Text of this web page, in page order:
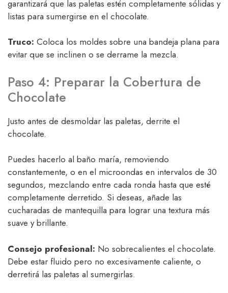
garantizará que las paletas estén completamente sólidas y
listas para sumergirse en el chocolate.
Truco: Coloca los moldes sobre una bandeja plana para
evitar que se inclinen o se derrame la mezcla.
Paso 4: Preparar la Cobertura de
Chocolate
Justo antes de desmoldar las paletas, derrite el
chocolate.
Puedes hacerlo al baño maría, removiendo
constantemente, o en el microondas en intervalos de 30
segundos, mezclando entre cada ronda hasta que esté
completamente derretido. Si deseas, añade las
cucharadas de mantequilla para lograr una textura más
suave y brillante.
Consejo profesional: No sobrecalientes el chocolate.
Debe estar fluido pero no excesivamente caliente, o
derretirá las paletas al sumergirlas.